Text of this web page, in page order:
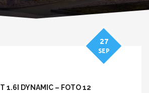
1.6I DYNAMIC – FOTO 12
27
SEP